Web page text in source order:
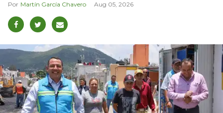
Martín García Chavero Aug 05, 2026